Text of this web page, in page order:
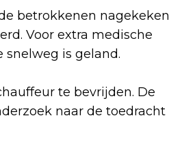
betrokkenen nagekeken
Voor extra medische
is geland.
te bevrijden. De
naar de toedracht